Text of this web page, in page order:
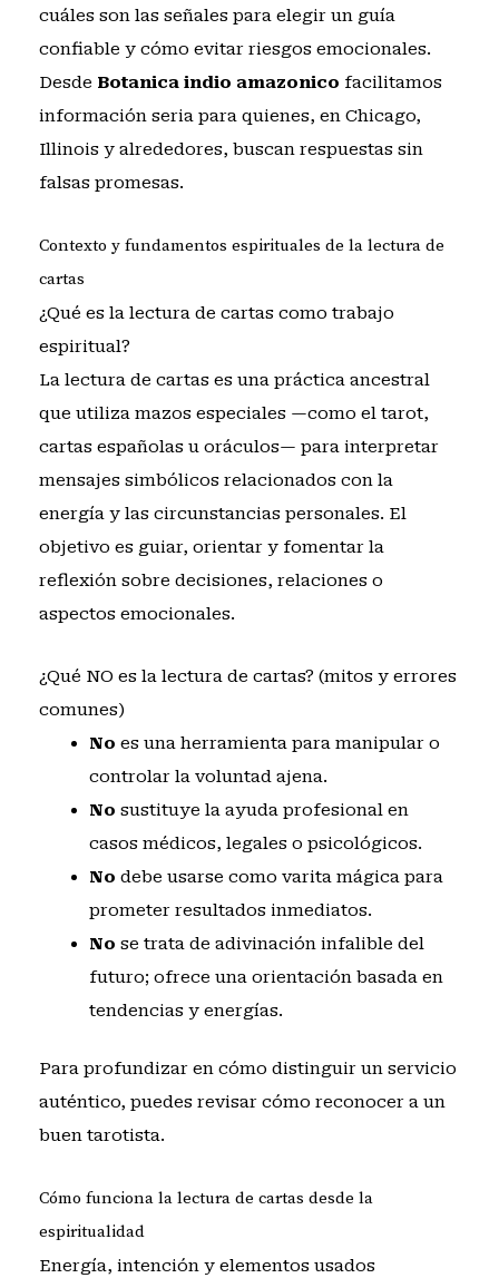
cuáles son las señales para elegir un guía
confiable y cómo evitar riesgos emocionales.
Desde Botanica indio amazonico facilitamos
información seria para quienes, en Chicago,
Illinois y alrededores, buscan respuestas sin
falsas promesas.
Contexto y fundamentos espirituales de la lectura de
cartas
¿Qué es la lectura de cartas como trabajo
espiritual?
La lectura de cartas es una práctica ancestral
que utiliza mazos especiales —como el tarot,
cartas españolas u oráculos— para interpretar
mensajes simbólicos relacionados con la
energía y las circunstancias personales. El
objetivo es guiar, orientar y fomentar la
reflexión sobre decisiones, relaciones o
aspectos emocionales.
¿Qué NO es la lectura de cartas? (mitos y errores
comunes)
No es una herramienta para manipular o
controlar la voluntad ajena.
No sustituye la ayuda profesional en
casos médicos, legales o psicológicos.
No debe usarse como varita mágica para
prometer resultados inmediatos.
No se trata de adivinación infalible del
futuro; ofrece una orientación basada en
tendencias y energías.
Para profundizar en cómo distinguir un servicio
auténtico, puedes revisar cómo reconocer a un
buen tarotista.
Cómo funciona la lectura de cartas desde la
espiritualidad
Energía, intención y elementos usados